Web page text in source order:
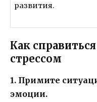
развития.
Как
стрессом
1. Примите
эмоции.